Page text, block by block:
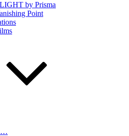
by Prisma
Point
…